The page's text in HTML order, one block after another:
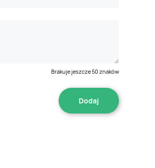
Brakuje jeszcze50 znaków